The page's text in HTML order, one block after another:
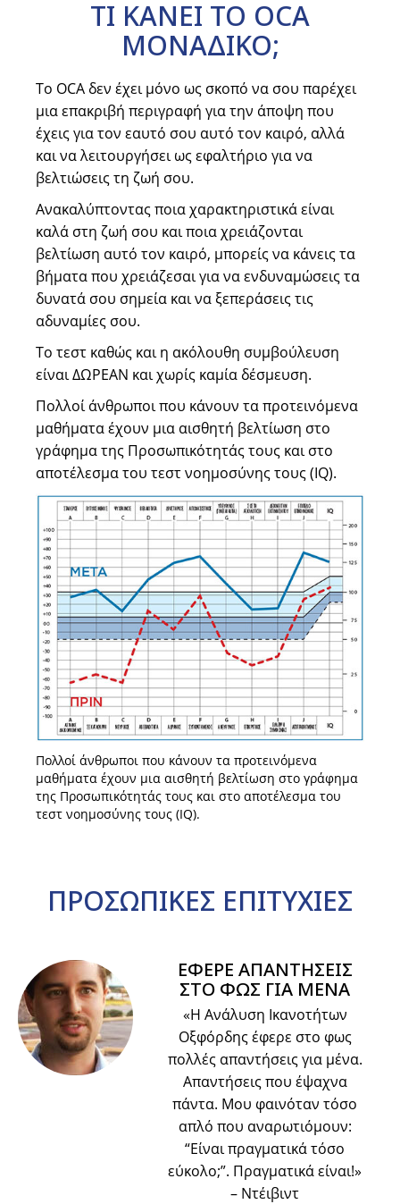
ΤΙ ΚΑΝΕΙ ΤΟ OCA
ΜΟΝΑΔΙΚΟ;
Το OCA δεν έχει μόνο ως σκοπό να σου παρέχει
μια επακριβή περιγραφή για την άποψη που
έχεις για τον εαυτό σου αυτό τον καιρό, αλλά
και να λειτουργήσει ως εφαλτήριο για να
βελτιώσεις τη ζωή σου.
Ανακαλύπτοντας ποια χαρακτηριστικά είναι
καλά στη ζωή σου και ποια χρειάζονται
βελτίωση αυτό τον καιρό, μπορείς να κάνεις τα
βήματα που χρειάζεσαι για να ενδυναμώσεις τα
δυνατά σου σημεία και να ξεπεράσεις τις
αδυναμίες σου.
Το τεστ καθώς και η ακόλουθη συμβούλευση
είναι ΔΩΡΕΑΝ και χωρίς καμία δέσμευση.
Πολλοί άνθρωποι που κάνουν τα προτεινόμενα
μαθήματα έχουν μια αισθητή βελτίωση στο
γράφημα της Προσωπικότητάς τους και στο
αποτέλεσμα του τεστ νοημοσύνης τους (IQ).
Πολλοί άνθρωποι που κάνουν τα προτεινόμενα
μαθήματα έχουν μια αισθητή βελτίωση στο γράφημα
της Προσωπικότητάς τους και στο αποτέλεσμα του
τεστ νοημοσύνης τους (IQ).
ΠΡΟΣΩΠΙΚΕΣ ΕΠΙΤΥΧΙΕΣ
ΕΦΕΡΕ ΑΠΑΝΤΗΣΕΙΣ
ΣΤΟ ΦΩΣ ΓΙΑ ΜΕΝΑ
«Η Ανάλυση Ικανοτήτων
Οξφόρδης έφερε στο φως
πολλές απαντήσεις για μένα.
Απαντήσεις που έψαχνα
πάντα. Μου φαινόταν τόσο
απλό που αναρωτιόμουν:
“Είναι πραγματικά τόσο
εύκολο;”. Πραγματικά είναι!»
– Ντέιβιντ